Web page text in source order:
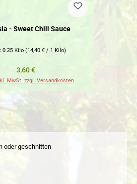
- Sweet Chili Sauce
0.25 Kilo (14,40 € / 1 Kilo)
Regulärer Preis:
3,60 €
MwSt. zzgl. Versandkosten